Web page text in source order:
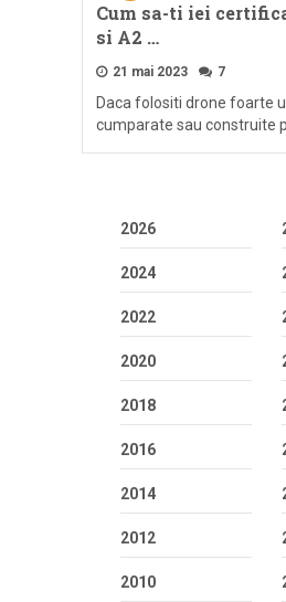
Cum sa-ti iei
si A2 …
21 mai 2023 7
Daca folositi drone foarte
cumparate sau construite
2026
2024
2022
2020
2018
2016
2014
2012
2010